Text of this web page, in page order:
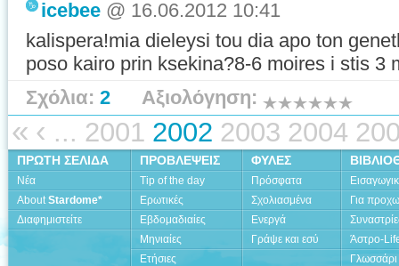
icebee @ 16.06.2012 10:41
kalispera!mia dieleysi tou dia apo ton
poso kairo prin ksekina?8-6 moires i stis 3
Σχόλια: 2 Αξιολόγηση:
« ‹ ... 2001 2002 2003 2004
ΠΡΩΤΗ ΣΕΛΙΔΑ
Νέα
AboutStardome*
Διαφημιστείτε
ΠΡΟΒΛΕΨΕΙΣ
Tip of the day
Ερωτικές
Εβδομαδιαίες
Μηνιαίες
Ετήσιες
ΦΥΛΕΣ
Πρόσφατα
Σχολιασμένα
Ενεργά
Γράψε και εσύ
Για
Άστρο-
Γλωσσάρι